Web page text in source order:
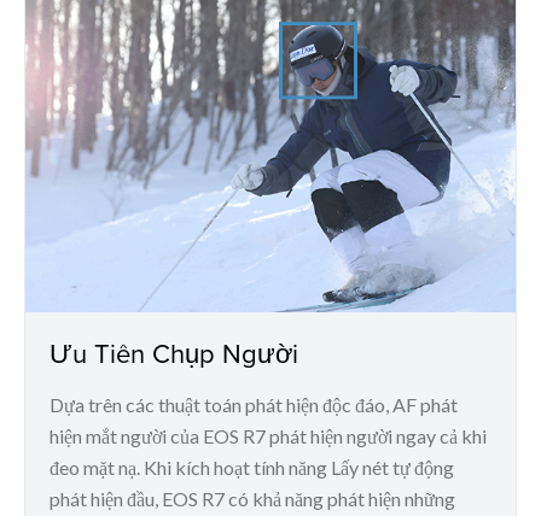
Ưu Tiên Chụp Người
Dựa trên các thuật toán phát hiện độc đáo, AF phát
hiện mắt người của EOS R7 phát hiện người ngay cả khi
đeo mặt nạ. Khi kích hoạt tính năng Lấy nét tự động
phát hiện đầu, EOS R7 có khả năng phát hiện những